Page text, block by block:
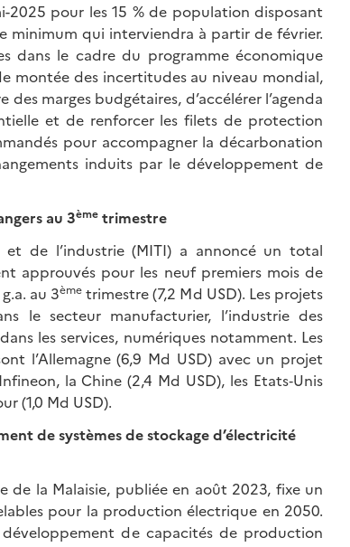
2025 pour les 15 % de population disposant
minimum qui interviendra à partir de février.
dans le cadre du programme économique
montée des incertitudes au niveau mondial,
marges budgétaires, d’accélérer l’agenda
et de renforcer les filets de protection
pour accompagner la décarbonation
induits par le développement de
au 3ème trimestre
et de l’industrie (MITI) a annoncé un total
approuvés pour les neuf premiers mois de
au 3ème trimestre (7,2 Md USD). Les projets
le secteur manufacturier, l’industrie des
les services, numériques notamment. Les
l’Allemagne (6,9 Md USD) avec un projet
la Chine (2,4 Md USD), les Etats‑Unis
(1,0 Md USD).
de systèmes de stockage d’électricité
la Malaisie, publiée en août 2023, fixe un
pour la production électrique en 2050.
de capacités de production